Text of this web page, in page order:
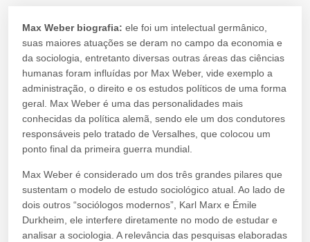
Max Weber biografia: ele foi um intelectual germânico,
suas maiores atuações se deram no campo da economia e
da sociologia, entretanto diversas outras áreas das ciências
humanas foram influídas por Max Weber, vide exemplo a
administração, o direito e os estudos políticos de uma forma
geral. Max Weber é uma das personalidades mais
conhecidas da política alemã, sendo ele um dos condutores
responsáveis pelo tratado de Versalhes, que colocou um
ponto final da primeira guerra mundial.
Max Weber é considerado um dos três grandes pilares que
sustentam o modelo de estudo sociológico atual. Ao lado de
dois outros “sociólogos modernos”, Karl Marx e Émile
Durkheim, ele interfere diretamente no modo de estudar e
analisar a sociologia. A relevância das pesquisas elaboradas